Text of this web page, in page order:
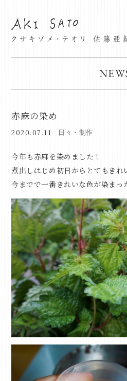
赤麻の染め
2020.07.11 日々・制作
今年も赤麻を染めました！
煮出しはじめ初日からとてもきれ
今までで一番きれいな色が染まっ